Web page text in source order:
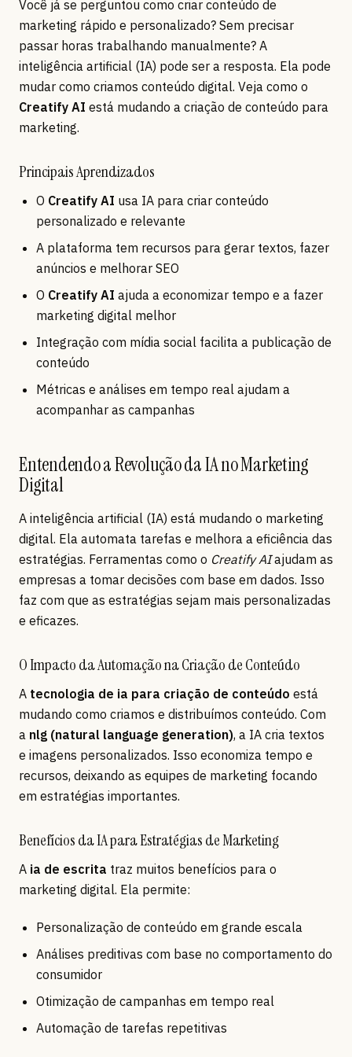
Você já se perguntou como criar conteúdo de
marketing rápido e personalizado? Sem precisar
passar horas trabalhando manualmente? A
inteligência artificial (IA) pode ser a resposta. Ela pode
mudar como criamos conteúdo digital. Veja como o
Creatify AI está mudando a criação de conteúdo para
marketing.
Principais Aprendizados
O Creatify AI usa IA para criar conteúdo
personalizado e relevante
A plataforma tem recursos para gerar textos, fazer
anúncios e melhorar SEO
O Creatify AI ajuda a economizar tempo e a fazer
marketing digital melhor
Integração com mídia social facilita a publicação de
conteúdo
Métricas e análises em tempo real ajudam a
acompanhar as campanhas
Entendendo a Revolução da IA no Marketing
Digital
A inteligência artificial (IA) está mudando o marketing
digital. Ela automata tarefas e melhora a eficiência das
estratégias. Ferramentas como o Creatify AIajudam as
empresas a tomar decisões com base em dados. Isso
faz com que as estratégias sejam mais personalizadas
e eficazes.
O Impacto da Automação na Criação de Conteúdo
A tecnologia de ia para criação de conteúdo está
mudando como criamos e distribuímos conteúdo. Com
a nlg (natural language generation), a IA cria textos
e imagens personalizados. Isso economiza tempo e
recursos, deixando as equipes de marketing focando
em estratégias importantes.
Benefícios da IA para Estratégias de Marketing
A ia de escrita traz muitos benefícios para o
marketing digital. Ela permite:
Personalização de conteúdo em grande escala
Análises preditivas com base no comportamento do
consumidor
Otimização de campanhas em tempo real
Automação de tarefas repetitivas